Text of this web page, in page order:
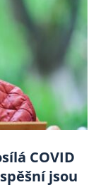
COVID
jsou